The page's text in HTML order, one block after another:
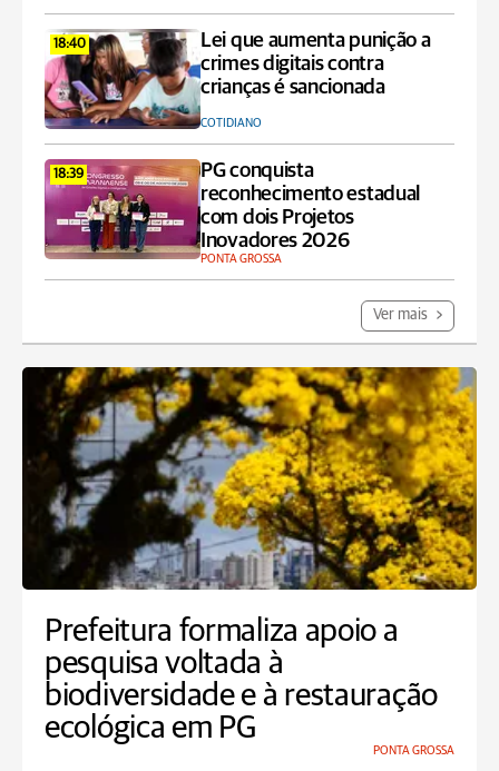
18:40
Lei que aumenta punição a
crimes digitais contra
crianças é sancionada
COTIDIANO
18:39
PG conquista
reconhecimento estadual
com dois Projetos
Inovadores 2026
PONTA GROSSA
Ver mais
Prefeitura formaliza apoio a
pesquisa voltada à
biodiversidade e à restauração
ecológica em PG
PONTA GROSSA